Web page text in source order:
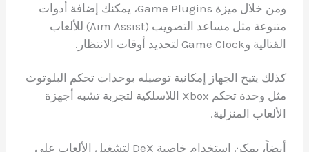
ومن خلال ميزة Game Plugins، يمكنك إضافة أدوات
متنوعة مثل مساعد التصويب (Aim Assist) للألعاب
القتالية وGame Clock لتحديد أوقات الانتظار.
كذلك يتيح الجهاز إمكانية توصيله بوحدات تحكم البلوتوث
مثل وحدة تحكم Xbox اللاسلكية لتجربة تشبه أجهزة
الألعاب المنزلية.
أيضاً، يمكن استخدام خاصية DeX لتشغيل الألعاب على